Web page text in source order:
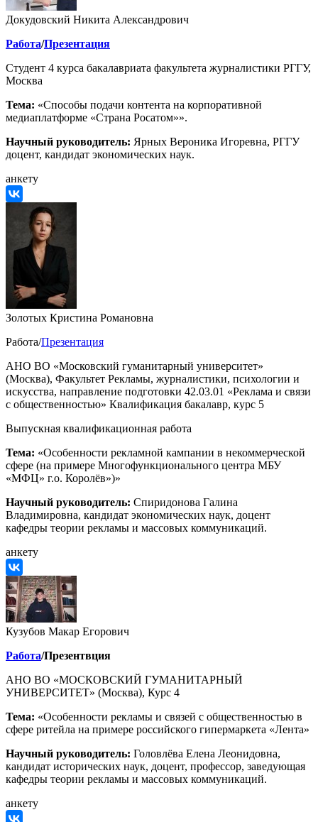
Докудовский Никита Александрович
Работа/Презентация
Студент 4 курса бакалавриата факультета журналистики РГГУ,
Москва
Тема: «Способы подачи контента на корпоративной
медиаплатформе «Страна Росатом»».
Научный руководитель: Ярных Вероника Игоревна, РГГУ
доцент, кандидат экономических наук.
анкету
Золотых Кристина Романовна
Работа/Презентация
АНО ВО «Московский гуманитарный университет»
(Москва), Факультет Рекламы, журналистики, психологии и
искусства, направление подготовки 42.03.01 «Реклама и связи
с общественностью» Квалификация бакалавр, курс 5
Выпускная квалификационная работа
Тема: «Особенности рекламной кампании в некоммерческой
сфере (на примере Многофункционального центра МБУ
«МФЦ» г.о. Королёв»)»
Научный руководитель: Спиридонова Галина
Владимировна, кандидат экономических наук, доцент
кафедры теории рекламы и массовых коммуникаций.
анкету
Кузубов Макар Егорович
Работа/Презентвция
АНО ВО «МОСКОВСКИЙ ГУМАНИТАРНЫЙ
УНИВЕРСИТЕТ» (Москва), Курс 4
Тема: «Особенности рекламы и связей с общественностью в
сфере ритейла на примере российского гипермаркета «Лента»
Научный руководитель: Головлёва Елена Леонидовна,
кандидат исторических наук, доцент, профессор, заведующая
кафедры теории рекламы и массовых коммуникаций.
анкету